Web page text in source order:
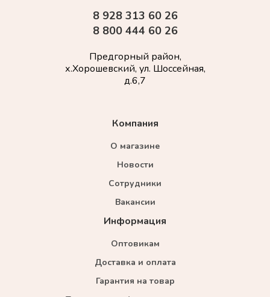
Компания
О магазине
Новости
Сотрудники
Вакансии
Информация
Оптовикам
Доставка и оплата
Гарантия на товар
8 928 313 60 26
8 800 444 60 26
Предгорный район,
х.Хорошевский, ул. Шоссейная,
д.6,7